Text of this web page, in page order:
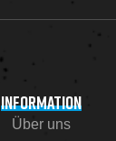
INFORMATION
Über uns